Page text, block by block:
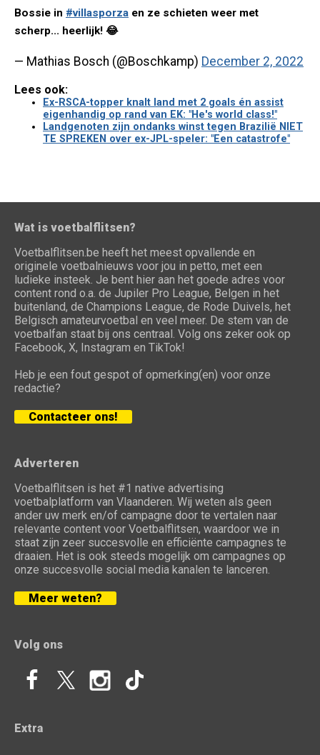
Bossie in #villasporza en ze schieten weer met
scherp... heerlijk! 😂
— Mathias Bosch (@Boschkamp) December 2, 2022
Lees ook:
Ex-RSCA-topper knalt land met 2 goals én assist
eigenhandig op rand van EK: "He's world class!"
Landgenoten zijn ondanks winst tegen Brazilië NIET
TE SPREKEN over ex-JPL-speler: "Een catastrofe"
Wat is voetbalflitsen?
Voetbalflitsen.be heeft het meest opvallende en
originele voetbalnieuws voor jou in petto, met een
ludieke insteek. Je bent hier aan het goede adres voor
content rond o.a. de Jupiler Pro League, Belgen in het
buitenland, de Champions League, de Rode Duivels, het
Belgisch amateurvoetbal en veel meer. De stem van de
voetbalfan staat bij ons centraal. Volg ons zeker ook op
Facebook, X, Instagram en TikTok!
Heb je een fout gespot of opmerking(en) voor onze
redactie?
Contacteer ons!
Adverteren
Voetbalflitsen is het #1 native advertising
voetbalplatform van Vlaanderen. Wij weten als geen
ander uw merk en/of campagne door te vertalen naar
relevante content voor Voetbalflitsen, waardoor we in
staat zijn zeer succesvolle en efficiënte campagnes te
draaien. Het is ook steeds mogelijk om campagnes op
onze succesvolle social media kanalen te lanceren.
Meer weten?
Volg ons
Extra